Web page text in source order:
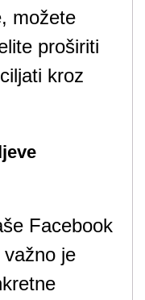
možete
proširiti
kroz
Facebook
je